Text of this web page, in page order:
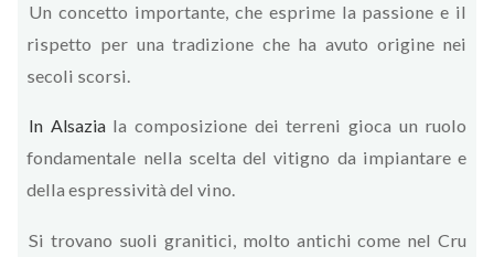
Un concetto importante, che esprime la passione e il
rispetto per una tradizione che ha avuto origine nei
secoli scorsi.
In Alsazia la composizione dei terreni gioca un ruolo
fondamentale nella scelta del vitigno da impiantare e
della espressività del vino.
Si trovano suoli granitici, molto antichi come nel Cru